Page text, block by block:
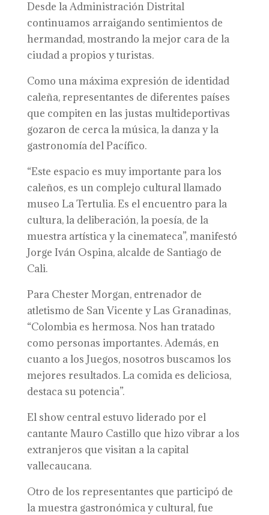
Desde la Administración Distrital
continuamos arraigando sentimientos de
hermandad, mostrando la mejor cara de la
ciudad a propios y turistas.
Como una máxima expresión de identidad
caleña, representantes de diferentes países
que compiten en las justas multideportivas
gozaron de cerca la música, la danza y la
gastronomía del Pacífico.
“Este espacio es muy importante para los
caleños, es un complejo cultural llamado
museo La Tertulia. Es el encuentro para la
cultura, la deliberación, la poesía, de la
muestra artística y la cinemateca”, manifestó
Jorge Iván Ospina, alcalde de Santiago de
Cali.
Para Chester Morgan, entrenador de
atletismo de San Vicente y Las Granadinas,
“Colombia es hermosa. Nos han tratado
como personas importantes. Además, en
cuanto a los Juegos, nosotros buscamos los
mejores resultados. La comida es deliciosa,
destaca su potencia”.
El show central estuvo liderado por el
cantante Mauro Castillo que hizo vibrar a los
extranjeros que visitan a la capital
vallecaucana.
Otro de los representantes que participó de
la muestra gastronómica y cultural, fue